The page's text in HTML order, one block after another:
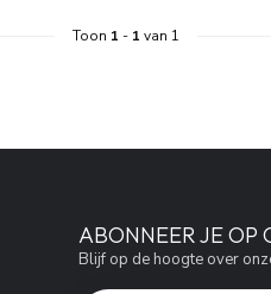
Toon 1 - 1 van 1
ABONNEER JE OP
Blijf op de hoogte over